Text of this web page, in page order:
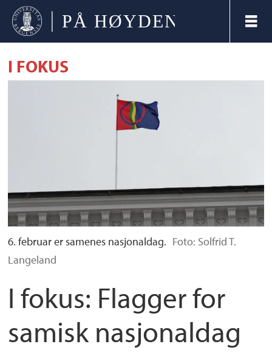
I FOKUS
6. februar er samenes nasjonaldag. Foto: Solfrid T.
Langeland
I fokus: Flagger for
samisk nasjonaldag